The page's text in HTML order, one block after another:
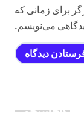
برای زمانی که
می‌نویسم.
جستجو